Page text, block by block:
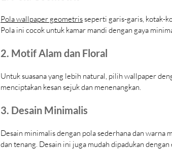
Pola wallpaper geometris seperti garis-garis, kotak-
Pola ini cocok untuk kamar mandi dengan gaya
2. Motif Alam dan Floral
Untuk suasana yang lebih natural, pilih wallpaper
menciptakan kesan sejuk dan menenangkan.
3. Desain Minimalis
Desain minimalis dengan pola sederhana dan warna
dan tenang. Desain ini juga mudah dipadukan